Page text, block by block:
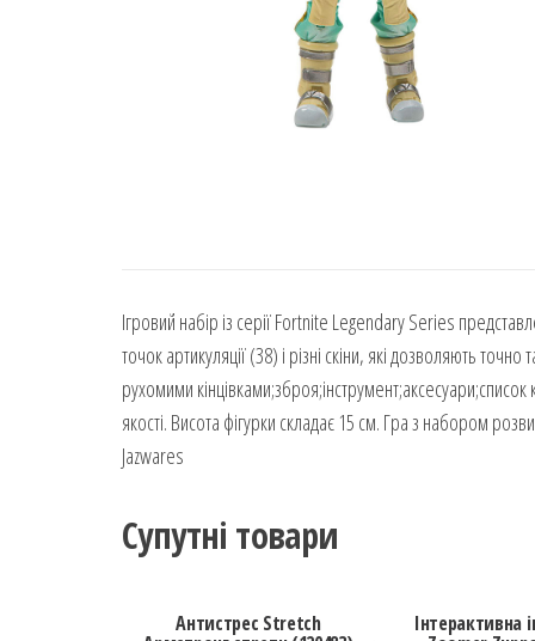
Ігровий набір із серії Fortnite Legendary Series
точок артикуляції (38) і різні скіни, які дозволяють
рухомими
якості. Висота фігурки складає 15 см. Гра з набором
Jazwares
Супутні товари
Антистрес Stretch Інтерактивна